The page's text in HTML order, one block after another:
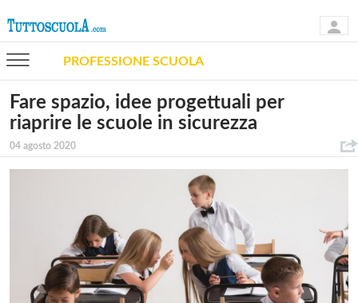
PROFESSIONE SCUOLA
Fare spazio, idee progettuali per
riaprire le scuole in sicurezza
04 agosto 2020